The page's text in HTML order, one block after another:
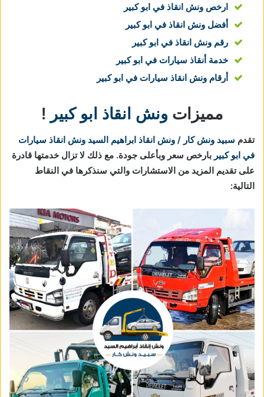
ارخص ونش انقاذ في ابو كبير
أفضل ونش انقاذ في ابو كبير
رقم ونش انقاذ في ابو كبير
خدمة أنقاذ سيارات في ابو كبير
أرقام ونش انقاذ سيارات في ابو كبير
مميزات ونش انقاذ ابو كبير !
تقدم سبيد ونش كار / ونش انقاذ ابراهيم السيد ونش انقاذ سيارات
في ابو كبير بارخص سعر وبأعلى جودة. مع ذلك لا تزال خدمتها قادرة
على تقديم المزيد من الاستشارات والتي سنذكرها في النقاط
التالية: